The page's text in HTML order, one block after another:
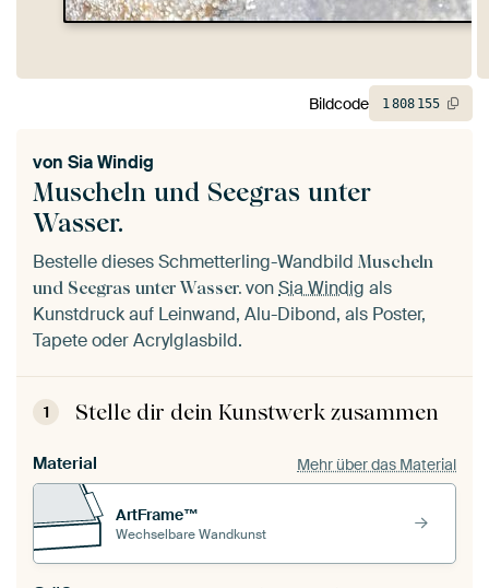
Muscheln und Seegras unter
Wasser.
von Sia Windig
Bestelle dieses Schmetterling-Wandbild Muscheln
und Seegras unter Wasser. vonSia Windig als
Kunstdruck auf Leinwand, Alu-Dibond, als Poster,
Tapete oder Acrylglasbild.
1 Stelle dir dein Kunstwerk zusammen
Material Mehr über das Material
ArtFrame™
Wechselbare Wandkunst
Bildcode 1808 155